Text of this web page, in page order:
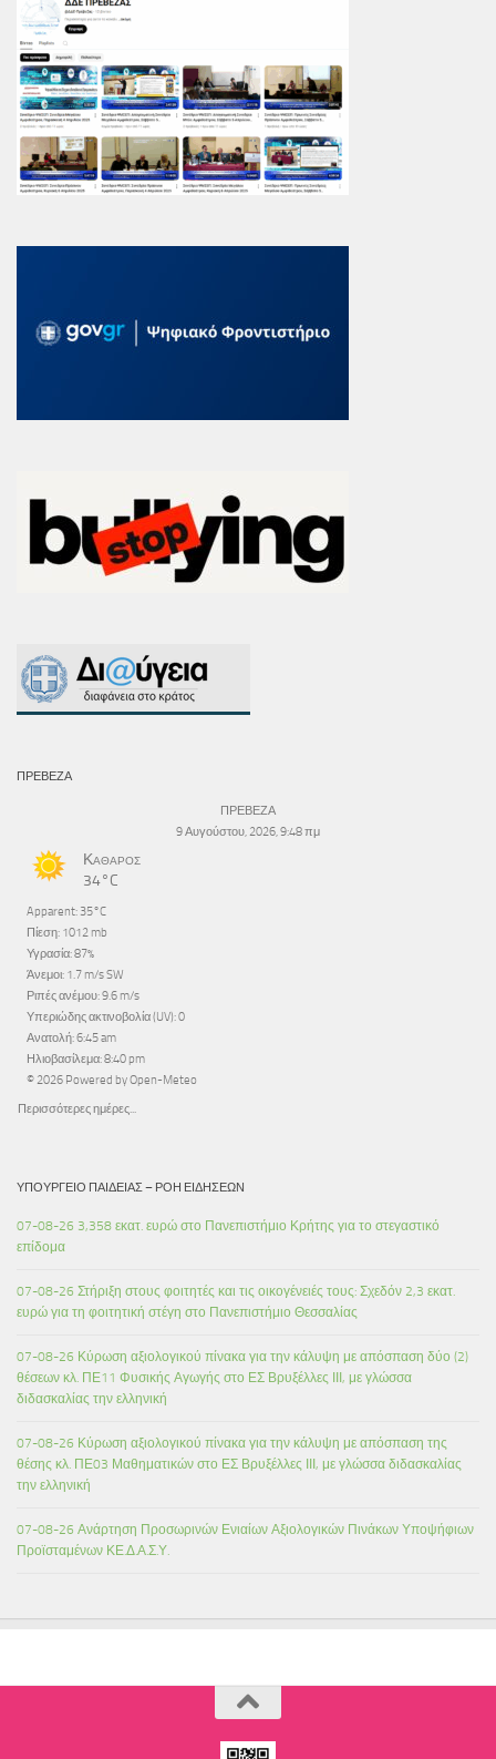
ΠΡΕΒΕΖΑ
ΠΡΕΒΕΖΑ
9 Αυγούστου, 2026, 9:48 πμ
Καθαρός
34°C
Apparent: 35°C
Πίεση: 1012 mb
Υγρασία: 87%
Άνεμοι: 1.7 m/s SW
Ριπές ανέμου: 9.6 m/s
Υπεριώδης ακτινοβολία (UV): 0
Ανατολή: 6:45 am
Ηλιοβασίλεμα: 8:40 pm
© 2026 Powered by Open-Meteo
Περισσότερες ημέρες...
ΥΠΟΥΡΓΕΊΟ ΠΑΙΔΕΊΑΣ – ΡΟΉ ΕΙΔΉΣΕΩΝ
07-08-26 3,358 εκατ. ευρώ στο Πανεπιστήμιο Κρήτης για το στεγαστικό
επίδομα
07-08-26 Στήριξη στους φοιτητές και τις οικογένειές τους: Σχεδόν 2,3 εκατ.
ευρώ για τη φοιτητική στέγη στο Πανεπιστήμιο Θεσσαλίας
07-08-26 Κύρωση αξιολογικού πίνακα για την κάλυψη με απόσπαση δύο (2)
θέσεων κλ. ΠΕ11 Φυσικής Αγωγής στο ΕΣ Βρυξέλλες ΙΙΙ, με γλώσσα
διδασκαλίας την ελληνική
07-08-26 Κύρωση αξιολογικού πίνακα για την κάλυψη με απόσπαση της
θέσης κλ. ΠΕ03 Μαθηματικών στο ΕΣ Βρυξέλλες ΙΙΙ, με γλώσσα διδασκαλίας
την ελληνική
07-08-26 Ανάρτηση Προσωρινών Ενιαίων Αξιολογικών Πινάκων Υποψήφιων
Προϊσταμένων ΚΕ.Δ.Α.Σ.Υ.